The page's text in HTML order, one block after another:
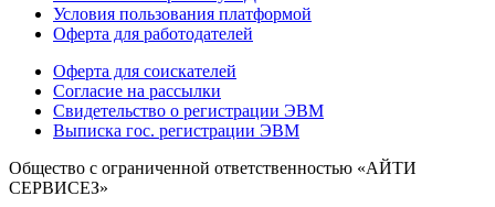
Условия пользования платформой
Оферта для работодателей
Оферта для соискателей
Согласие на рассылки
Свидетельство о регистрации ЭВМ
Выписка гос. регистрации ЭВМ
Общество с ограниченной ответственностью «АЙТИ
СЕРВИСЕЗ»